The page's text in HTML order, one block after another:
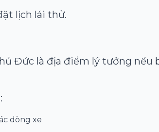
lịch lái thử.
Đức là địa điểm lý tưởng nếu
dòng xe